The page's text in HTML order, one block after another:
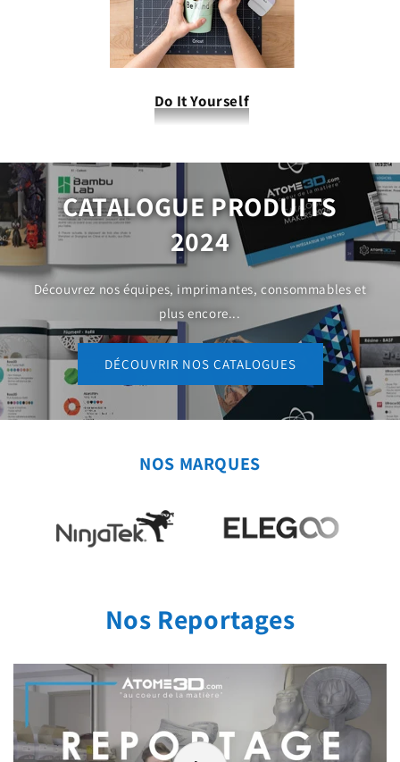
Do It Yourself
CATALOGUE PRODUITS
2024
Découvrez nos équipes, imprimantes, consommables et
plus encore...
DÉCOUVRIR NOS CATALOGUES
NOS MARQUES
Nos Reportages